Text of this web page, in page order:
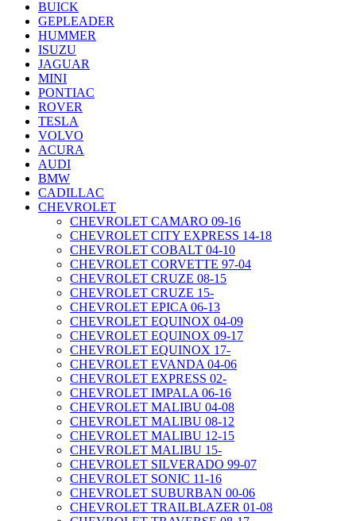
BUICK
GEPLEADER
HUMMER
ISUZU
JAGUAR
MINI
PONTIAC
ROVER
TESLA
VOLVO
ACURA
AUDI
BMW
CADILLAC
CHEVROLET
CHEVROLET CAMARO 09-16
CHEVROLET CITY EXPRESS 14-18
CHEVROLET COBALT 04-10
CHEVROLET CORVETTE 97-04
CHEVROLET CRUZE 08-15
CHEVROLET CRUZE 15-
CHEVROLET EPICA 06-13
CHEVROLET EQUINOX 04-09
CHEVROLET EQUINOX 09-17
CHEVROLET EQUINOX 17-
CHEVROLET EVANDA 04-06
CHEVROLET EXPRESS 02-
CHEVROLET IMPALA 06-16
CHEVROLET MALIBU 04-08
CHEVROLET MALIBU 08-12
CHEVROLET MALIBU 12-15
CHEVROLET MALIBU 15-
CHEVROLET SILVERADO 99-07
CHEVROLET SONIC 11-16
CHEVROLET SUBURBAN 00-06
CHEVROLET TRAILBLAZER 01-08